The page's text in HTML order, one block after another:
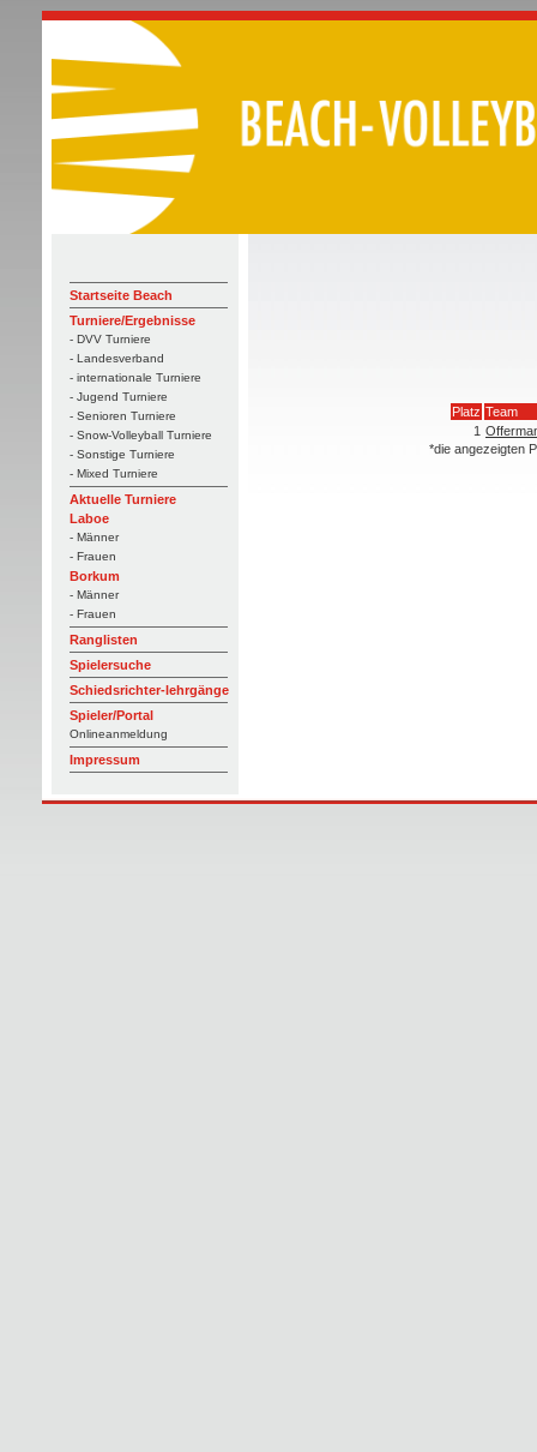
Startseite Beach
Turniere/Ergebnisse
- DVV Turniere
- Landesverband
- internationale Turniere
- Jugend Turniere
- Senioren Turniere
- Snow-Volleyball Turniere
- Sonstige Turniere
- Mixed Turniere
Aktuelle Turniere
Laboe
- Männer
- Frauen
Borkum
- Männer
- Frauen
Ranglisten
Spielersuche
Schiedsrichter-lehrgänge
Spieler/Portal
Onlineanmeldung
Impressum
Platz Team
1
*die angezeigten